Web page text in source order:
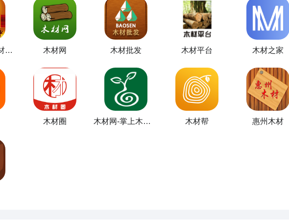
熊猫木材 - 木材杰克 木材网 木材批发 木材平台 木材之家
木材圈 木材网-掌上木材交易市场 木材帮 惠州木材